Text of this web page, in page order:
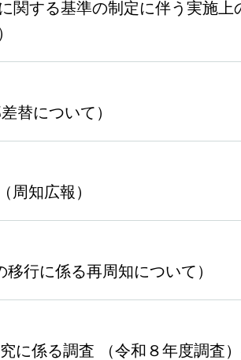
関する基準の制定に伴う実施上
替について）
周知広報）
行に係る再周知について）
に係る調査 （令和８年度調査